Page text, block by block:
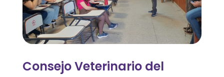
a
d
Consejo Veterinario del